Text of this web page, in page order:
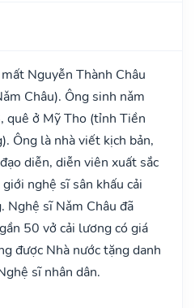
Nguyễn Thành Châu
Châu). Ông sinh nǎm
quê ở Mỹ Tho (tỉnh Tiền
Ông là nhà viết kịch bản,
diễn, diễn viên xuất sắc
nghệ sĩ sân khấu cải
Nghệ sĩ Nǎm Châu đã
50 vở cải lương có giá
được Nhà nước tặng danh
sĩ nhân dân.